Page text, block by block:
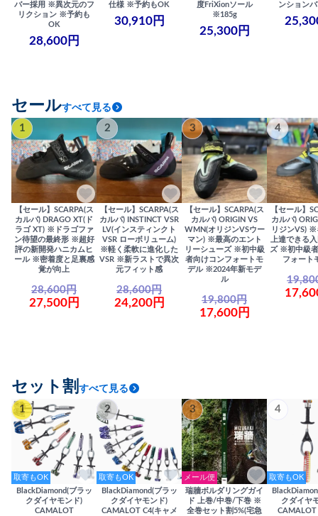
バー採用 ※異次元のフ
リクション ※予約も
OK
28,600円
仕様 ※予約もOK
30,910円
度FriXionソール
※185g
25,300円
ンション
セールすべて見る
1
【セール】SCARPA(ス
カルパ) DRAGO XT(ド
ラゴ XT) ※ドラゴファ
ン待望の最終形 ※超好
評の新開発ハニカムヒ
ール ※密着度と足裏感
覚が向上
28,600円
27,500円
2
【セール】SCARPA(ス
カルパ) INSTINCT VSR
LV(インスティンクト
VSR ローボリューム)
※軽く柔軟に進化した
VSR ※新ラストで異次
元フィット感
28,600円
24,200円
3
【セール】SCARPA(ス
カルパ) ORIGIN VS
WMN(オリジンVSウー
マン) ※最高のエント
リーシューズ ※初中級
者向けコンフォートモ
デル ※2024年新モデ
ル
19,800円
17,600円
4
【セール】
カルパ)
リジンVS) ※
上達できる
ズ ※初中級
フォート
セット割 すべて見る
1
取寄もOK
BlackDiamond(ブラッ
クダイヤモンド)
CAMALOT
2
取寄もOK
BlackDiamond(ブラッ
クダイヤモンド)
CAMALOT C4(キャメ
3
メール便
瑞牆ボルダリングガイ
ド 上巻/中巻/下巻 ※
全巻セット割5%(宅急
4
取寄もOK
クダイヤ